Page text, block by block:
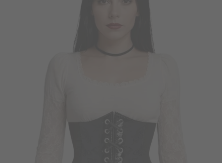
Vá em frente! Estávamos esperando por você.
CRIAR CONTA